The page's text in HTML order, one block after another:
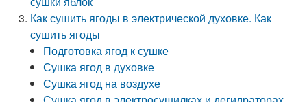
Как сушить ягоды в электрической духовке. Как
сушить ягоды
Подготовка ягод к сушке
Сушка ягод в духовке
Сушка ягод на воздухе